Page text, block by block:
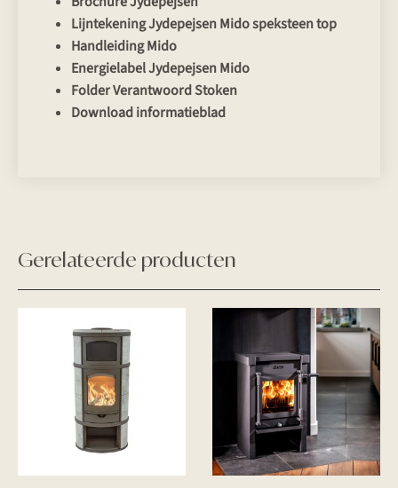
Lijntekening Jydepejsen Mido speksteen top
Handleiding Mido
Energielabel Jydepejsen Mido
Folder Verantwoord Stoken
Download informatieblad
Gerelateerde producten